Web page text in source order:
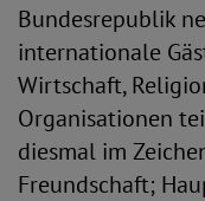
Bundesrepublik
internationale
Wirtschaft,
Organisationen
diesmal im
Freundschaft;